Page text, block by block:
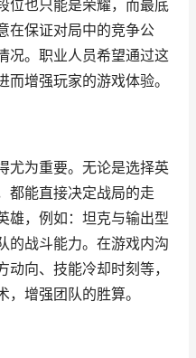
位也只能是荣耀，而最底
在保证对局中的竞争公
况。职业人员希望通过这
增强玩家的游戏体验。
尤为重要。无论是选择英
都能直接决定战局的走
雄，例如：坦克与输出型
的战斗能力。在游戏内沟
向、技能冷却时刻等，
增强团队的胜算。